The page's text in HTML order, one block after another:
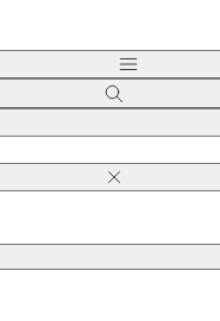
Zavřít